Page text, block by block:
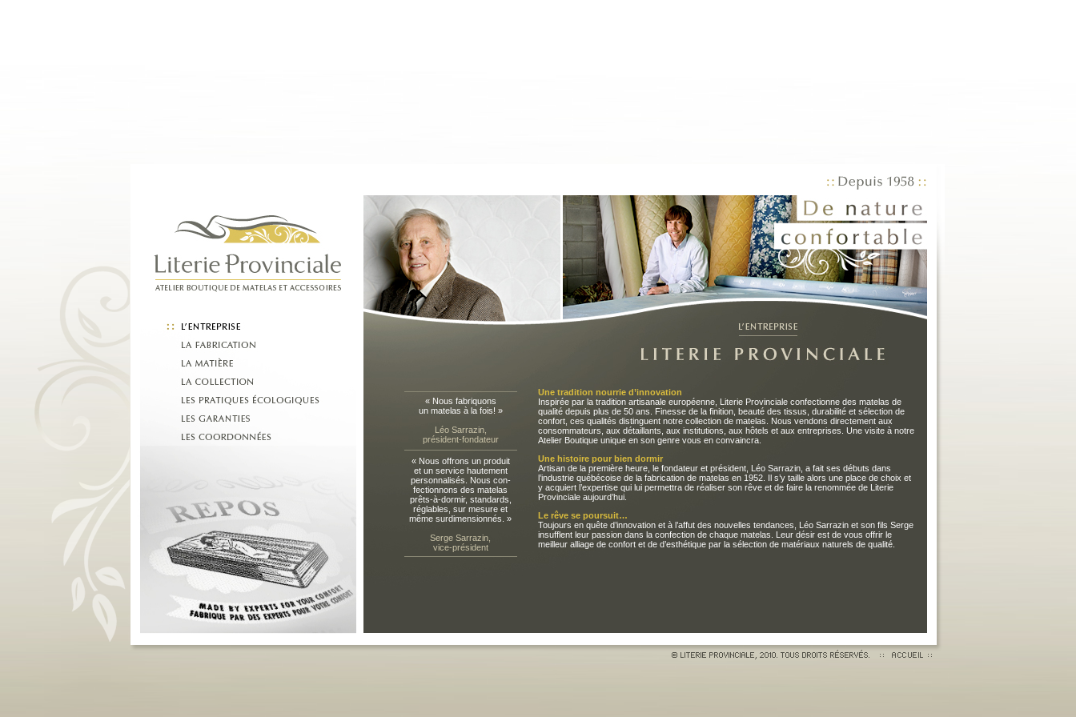
Une tradition nourrie d’innovation
Inspirée par la tradition artisanale européenne, Literie Provinciale confectionne des matelas de
qualité depuis plus de 50 ans. Finesse de la finition, beauté des tissus, durabilité et sélection de
confort, ces qualités distinguent notre collection de matelas. Nous vendons directement aux
consommateurs, aux détaillants, aux institutions, aux hôtels et aux entreprises. Une visite à notre
Atelier Boutique unique en son genre vous en convaincra.
Une histoire pour bien dormir
Artisan de la première heure, le fondateur et président, Léo Sarrazin, a fait ses débuts dans
l’industrie québécoise de la fabrication de matelas en 1952. Il s’y taille alors une place de choix et
y acquiert l’expertise qui lui permettra de réaliser son rêve et de faire la renommée de Literie
Provinciale aujourd’hui.
Le rêve se poursuit…
Toujours en quête d’innovation et à l’affut des nouvelles tendances, Léo Sarrazin et son fils Serge
insufflent leur passion dans la confection de chaque matelas. Leur désir est de vous offrir le
meilleur alliage de confort et de d’esthétique par la sélection de matériaux naturels de qualité.
« Nous fabriquons
un matelas à la fois! »
Léo Sarrazin,
président-fondateur
« Nous offrons un produit
et un service hautement
personnalisés. Nous con-
fectionnons des matelas
prêts-à-dormir, standards,
réglables, sur mesure et
même surdimensionnés. »
Serge Sarrazin,
vice-président